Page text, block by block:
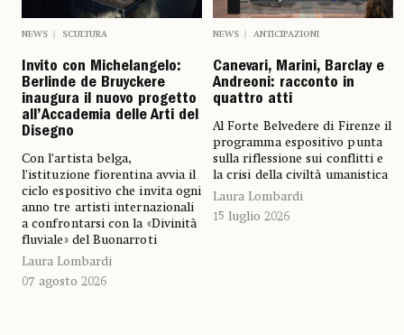
NEWS SCULTURA
Invito con Michelangelo:
Berlinde de Bruyckere
inaugura il nuovo progetto
all’Accademia delle Arti del
Disegno
Con l’artista belga,
l’istituzione fiorentina avvia il
ciclo espositivo che invita ogni
anno tre artisti internazionali
a confrontarsi con la «Divinità
fluviale» del Buonarroti
Laura Lombardi
07 agosto 2026
NEWS ANTICIPAZIONI
Canevari, Marini, Barclay e
Andreoni: racconto in
quattro atti
Al Forte Belvedere di Firenze il
programma espositivo punta
sulla riflessione sui conflitti e
la crisi della civiltà umanistica
Laura Lombardi
15 luglio 2026